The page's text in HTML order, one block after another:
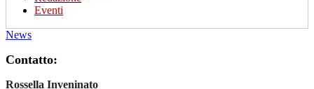
Eventi
News
Contatto:
Rossella Inveninato